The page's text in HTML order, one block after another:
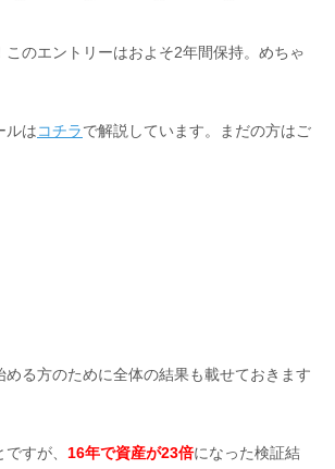
このエントリーはおよそ2年間保持。めちゃ
ルはコチラで解説しています。まだの方はご
める方のために全体の結果も載せておきます
すが、 16年で資産が23倍になった検証結